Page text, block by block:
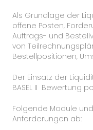
Als Grundlage der
offene Posten,
Auftrags- und
von
Bestellpositionen,
Der Einsatz der
BASEL II Bewertung
Folgende Module
Anforderungen ab: